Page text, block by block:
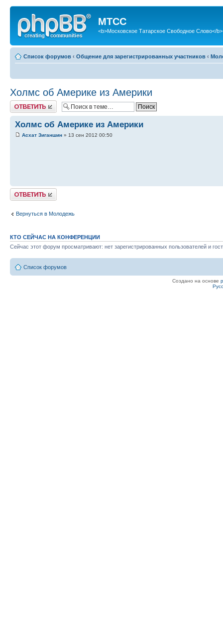
МТСС
<b>Московское Татарское Свободное Слово</b>
Список форумов ‹ Общение для зарегистрированных участников ‹
Холмс об Америке из Америки
Ответить
Холмс об Америке из Америки
Асхат Зиганшин » 13 сен 2012 00:50
Ответить
Вернуться в Молодежь
КТО СЕЙЧАС НА КОНФЕРЕНЦИИ
Сейчас этот форум просматривают: нет зарегистрированных пользователей и
Список форумов
Создано на основе